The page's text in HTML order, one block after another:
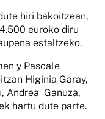
hiri bakoitzean,
euroko diru
estaltzeko.
y Pascale
Higinia Garay,
Andrea Ganuza,
hartu dute parte.